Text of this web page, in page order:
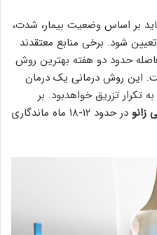
بر اساس وضعیت بیمار، شدت،
شود. برخی منابع معتقدند
زانو ۲-۳ تزریق با فاصله حدود دو هفته بهترین روش
این روش درمانی یک درمان
تکرار تزریق خواهدبود. بر
زانو
در حدود ۱۲-۱۸ ماه ماندگاری